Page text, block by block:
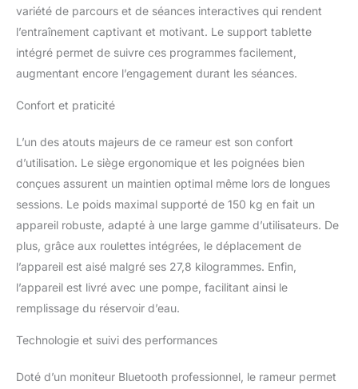
élégante. Support tablette intégré pour
divertissement pendant l'entraînement.
Compatible avec l'application Kinomap pour
des séances motivantes
variété de parcours et de séances interactives qui rendent
l’entraînement captivant et motivant. Le support tablette
intégré permet de suivre ces programmes facilement,
augmentant encore l’engagement durant les séances.
Confort et praticité
L’un des atouts majeurs de ce rameur est son confort
d’utilisation. Le siège ergonomique et les poignées bien
conçues assurent un maintien optimal même lors de longues
sessions. Le poids maximal supporté de 150 kg en fait un
appareil robuste, adapté à une large gamme d’utilisateurs. De
plus, grâce aux roulettes intégrées, le déplacement de
l’appareil est aisé malgré ses 27,8 kilogrammes. Enfin,
l’appareil est livré avec une pompe, facilitant ainsi le
remplissage du réservoir d’eau.
Technologie et suivi des performances
Doté d’un moniteur Bluetooth professionnel, le rameur permet